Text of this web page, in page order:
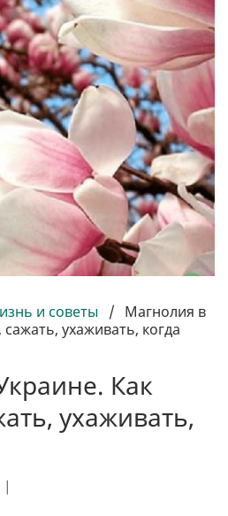
и советы / Магнолия в
ухаживать, когда
Как
ухаживать,
|